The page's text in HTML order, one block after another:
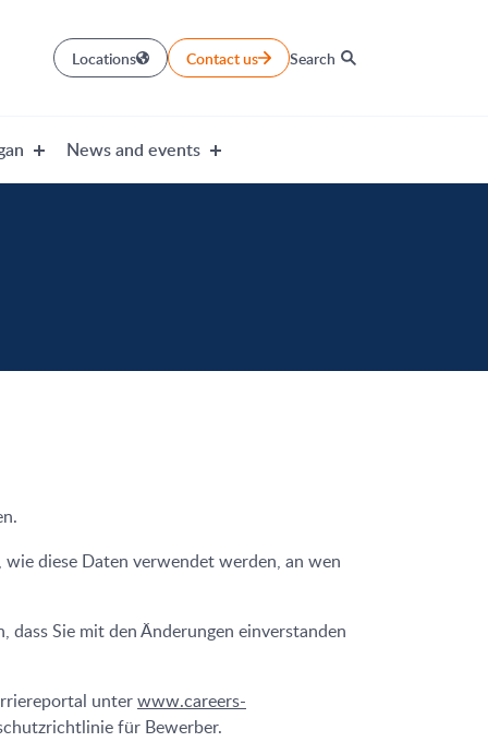
Locations Contact us Search
News and events
diese Daten verwendet werden, an wen
Sie mit den Änderungen einverstanden
unterwww.careers-
für Bewerber.